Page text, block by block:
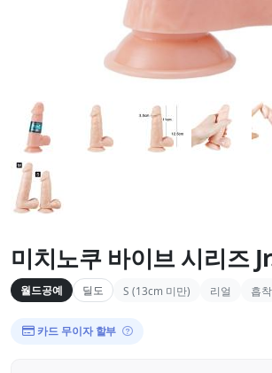
미치노쿠 바이브 시리즈
월드공예 딜도 S (13cm 미만) 리얼 흡착
카드 무이자 할부